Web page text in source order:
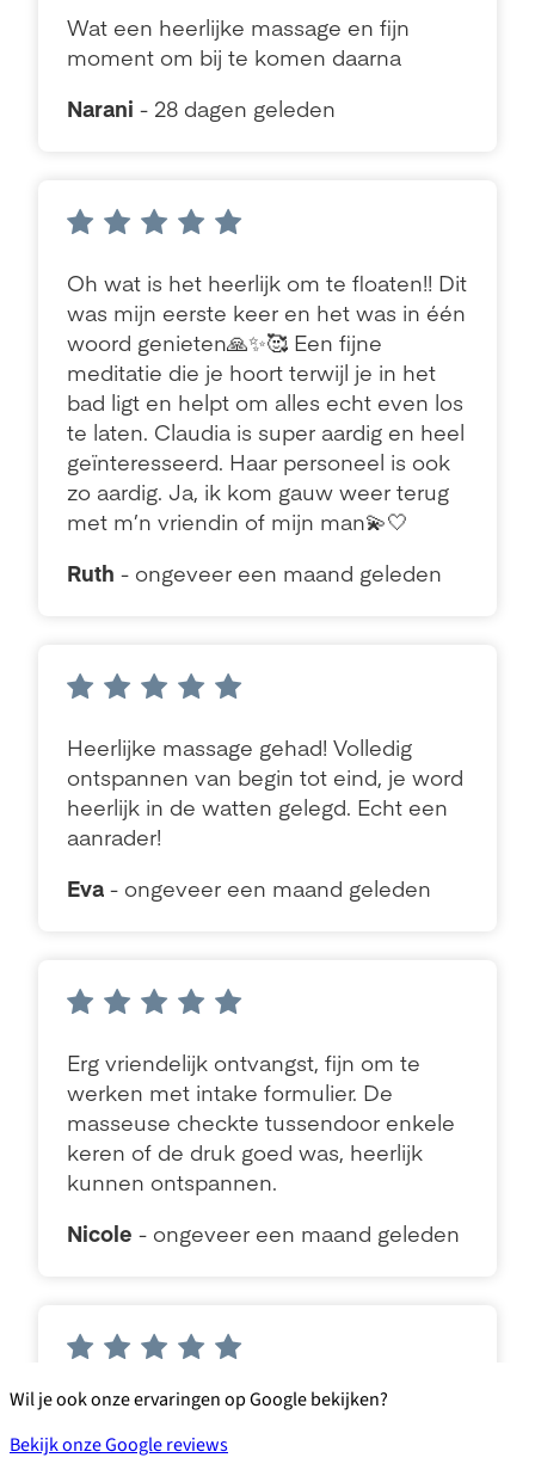
Wil je ook onze ervaringen op Google bekijken?
Bekijk onze Google reviews